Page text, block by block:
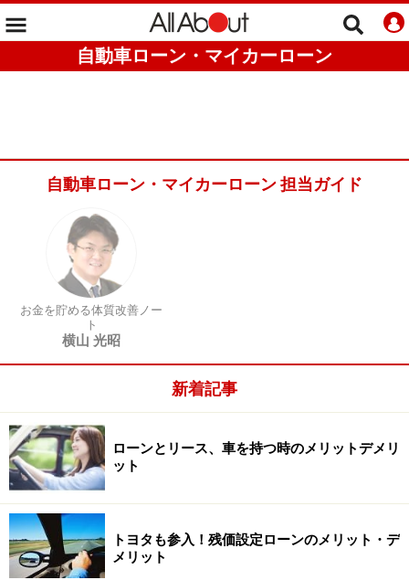
自動車ローン・マイカーローン
自動車ローン・マイカーローン 担当ガイド
お金を貯める体質改善ノー
ト
横山 光昭
新着記事
ローンとリース、車を持つ時のメリットデメリ
ット
トヨタも参入！残価設定ローンのメリット・デ
メリット